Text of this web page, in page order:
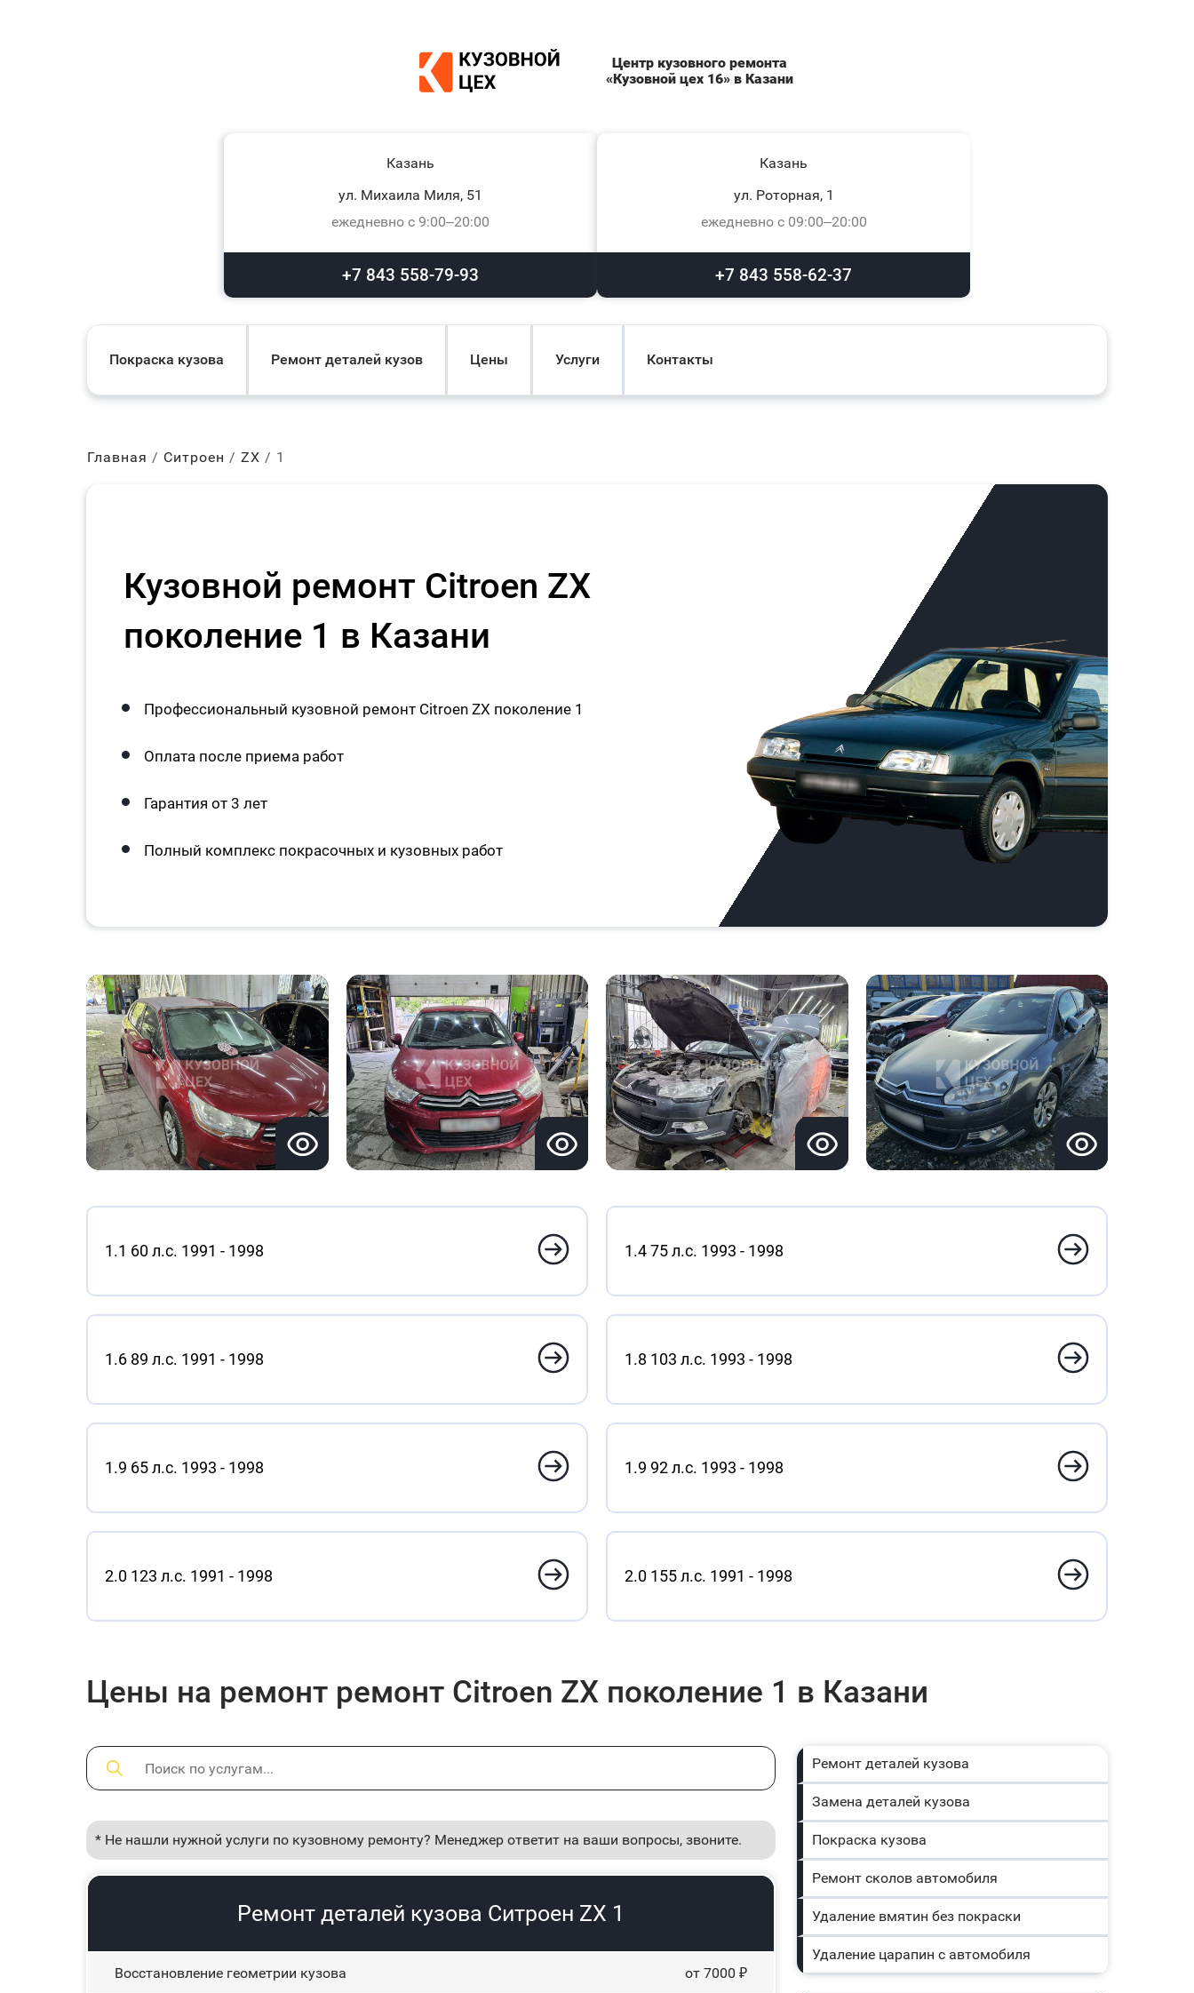
Центр кузовного ремонта
«Кузовной цех 16» в Казани
Казань
ул. Михаила Миля, 51
ежедневно с 9:00–20:00
+7 843 558-79-93
Казань
ул. Роторная, 1
ежедневно с 09:00–20:00
+7 843 558-62-37
Покраска кузова Ремонт деталей кузов Цены Услуги Контакты
Главная Ситроен ZX 1
Кузовной ремонт Citroen ZX
поколение 1 в Казани
Профессиональный кузовной ремонт Citroen ZX поколение 1
Оплата после приема работ
Гарантия от 3 лет
Полный комплекс покрасочных и кузовных работ
1.1 60 л.с. 1991 - 1998 1.4 75 л.с. 1993 - 1998
1.6 89 л.с. 1991 - 1998 1.8 103 л.с. 1993 - 1998
1.9 65 л.с. 1993 - 1998 1.9 92 л.с. 1993 - 1998
2.0 123 л.с. 1991 - 1998 2.0 155 л.с. 1991 - 1998
Цены на ремонт ремонт Citroen ZX поколение 1 в Казани
* Не нашли нужной услуги по кузовному ремонту? Менеджер ответит на ваши вопросы, звоните.
Ремонт деталей кузова Ситроен ZX 1
Восстановление геометрии кузова от 7000 ₽
Ремонт деталей кузова
Замена деталей кузова
Покраска кузова
Ремонт сколов автомобиля
Удаление вмятин без покраски
Удаление царапин с автомобиля